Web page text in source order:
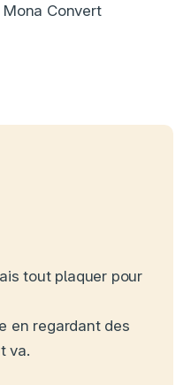
Mona Convert
tout plaquer pour
en regardant des
va.